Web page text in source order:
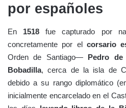
por españoles
En 1518 fue capturado por
concretamente por el corsario
Orden de Santiago— Pedro de
Bobadilla, cerca de la isla de
debido a su rango diplomático
inicialmente encarcelado en el